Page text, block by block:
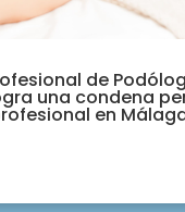
de
una condena
en